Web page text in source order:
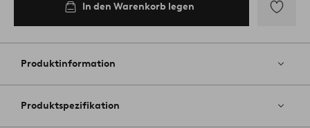
In den Warenkorb legen
Favoriten
Produktinformation
Produktspezifikation